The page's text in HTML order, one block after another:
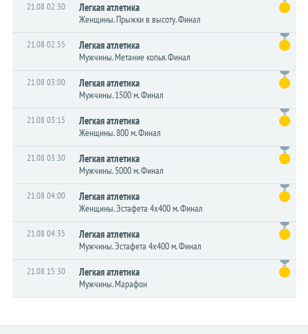
21.08 02:30 Легкая атлетика
Женщины. Прыжки в высоту. Финал
21.08 02:55 Легкая атлетика
Мужчины. Метание копья. Финал
21.08 03:00 Легкая атлетика
Мужчины. 1500 м. Финал
21.08 03:15 Легкая атлетика
Женщины. 800 м. Финал
21.08 03:30 Легкая атлетика
Мужчины. 5000 м. Финал
21.08 04:00 Легкая атлетика
Женщины. Эстафета 4x400 м. Финал
21.08 04:35 Легкая атлетика
Мужчины. Эстафета 4x400 м. Финал
21.08 15:30 Легкая атлетика
Мужчины. Марафон